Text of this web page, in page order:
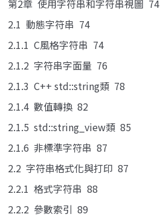
第2章 使用字符串和字符串視圖 74
2.1 動態字符串 74
2.1.1 C風格字符串 74
2.1.2 字符串字面量 76
2.1.3 C++ std::string類 78
2.1.4 數值轉換 82
2.1.5 std::string_view類 85
2.1.6 非標準字符串 87
2.2 字符串格式化與打印 87
2.2.1 格式字符串 88
2.2.2 參數索引 89